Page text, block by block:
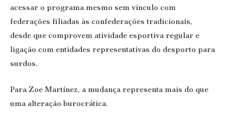
acessar o programa mesmo sem vínculo com
federações filiadas às confederações tradicionais,
desde que comprovem atividade esportiva regular e
ligação com entidades representativas do desporto para
surdos.
Para Zoe Martínez, a mudança representa mais do que
uma alteração burocrática.